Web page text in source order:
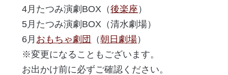
4月たつみ演劇BOX（後楽座 ）
5月たつみ演劇BOX（清水劇場）
6月 おもちゃ劇団 （朝日劇場）
※変更になることもございます。
お出かけ前に必ずご確認ください。